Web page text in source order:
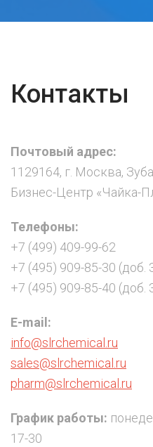
Контакты
Почтовый адрес:
1129164, г. Москва,
Бизнес-Центр «Чайка-
Телефоны:
+7 (499) 409-99-62
+7 (495) 909-85-30 (доб.
+7 (495) 909-85-40 (доб.
E-mail:
info@slrchemical.ru
sales@slrchemical.ru
pharm@slrchemical.ru
График работы:
17-30